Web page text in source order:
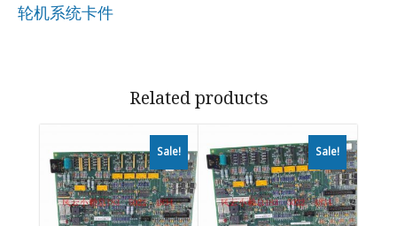
轮机系统卡件
Related products
Sale! Sale!